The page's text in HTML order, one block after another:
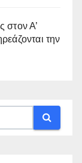
στον Α’
την